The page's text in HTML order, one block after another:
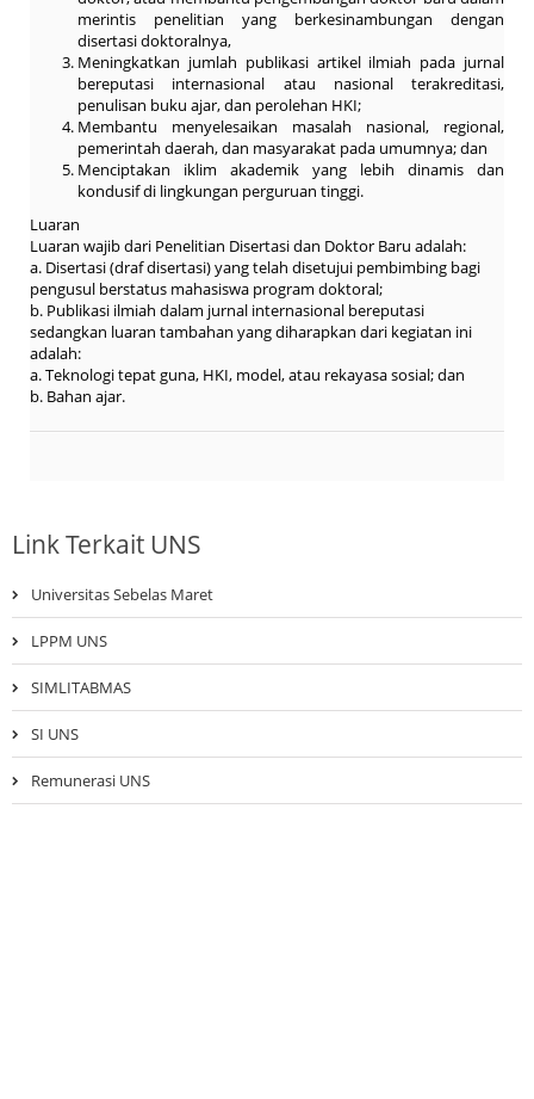
merintis penelitian yang berkesinambungan dengan
disertasi doktoralnya,
Meningkatkan jumlah publikasi artikel ilmiah pada jurnal
bereputasi internasional atau nasional terakreditasi,
penulisan buku ajar, dan perolehan HKI;
Membantu menyelesaikan masalah nasional, regional,
pemerintah daerah, dan masyarakat pada umumnya; dan
Menciptakan iklim akademik yang lebih dinamis dan
kondusif di lingkungan perguruan tinggi.
Luaran
Luaran wajib dari Penelitian Disertasi dan Doktor Baru adalah:
a. Disertasi (draf disertasi) yang telah disetujui pembimbing bagi
pengusul berstatus mahasiswa program doktoral;
b. Publikasi ilmiah dalam jurnal internasional bereputasi
sedangkan luaran tambahan yang diharapkan dari kegiatan ini
adalah:
a. Teknologi tepat guna, HKI, model, atau rekayasa sosial; dan
b. Bahan ajar.
Link Terkait UNS
Universitas Sebelas Maret
LPPM UNS
SIMLITABMAS
SI UNS
Remunerasi UNS